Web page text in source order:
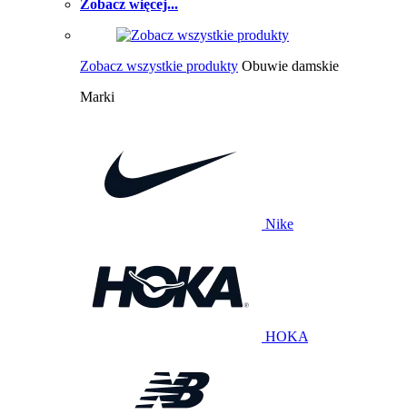
Zobacz więcej...
Zobacz wszystkie produkty Obuwie damskie
Marki
Nike
HOKA